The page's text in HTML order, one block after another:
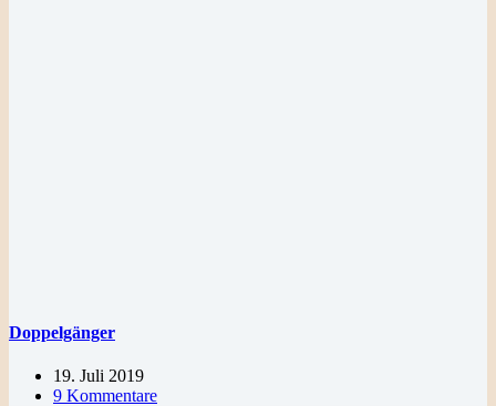
Doppelgänger
19. Juli 2019
9 Kommentare